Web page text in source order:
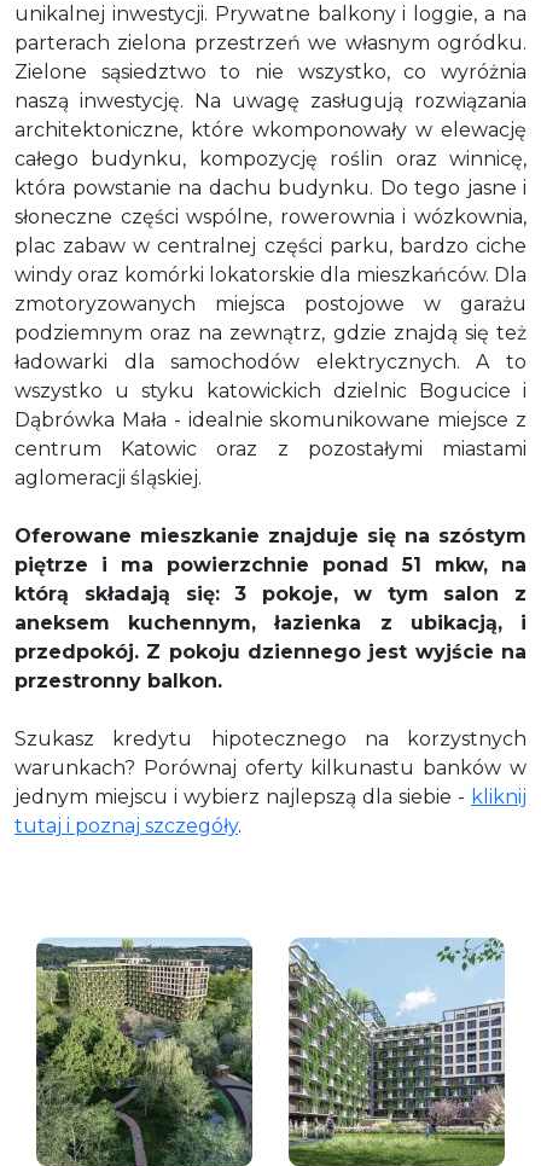
unikalnej inwestycji. Prywatne balkony i loggie, a na
parterach zielona przestrzeń we własnym ogródku.
Zielone sąsiedztwo to nie wszystko, co wyróżnia
naszą inwestycję. Na uwagę zasługują rozwiązania
architektoniczne, które wkomponowały w elewację
całego budynku, kompozycję roślin oraz winnicę,
która powstanie na dachu budynku. Do tego jasne i
słoneczne części wspólne, rowerownia i wózkownia,
plac zabaw w centralnej części parku, bardzo ciche
windy oraz komórki lokatorskie dla mieszkańców. Dla
zmotoryzowanych miejsca postojowe w garażu
podziemnym oraz na zewnątrz, gdzie znajdą się też
ładowarki dla samochodów elektrycznych. A to
wszystko u styku katowickich dzielnic Bogucice i
Dąbrówka Mała - idealnie skomunikowane miejsce z
centrum Katowic oraz z pozostałymi miastami
aglomeracji śląskiej.
Oferowane mieszkanie znajduje się na szóstym
piętrze i ma powierzchnie ponad 51 mkw, na
którą składają się: 3 pokoje, w tym salon z
aneksem kuchennym, łazienka z ubikacją, i
przedpokój. Z pokoju dziennego jest wyjście na
przestronny balkon.
Szukasz kredytu hipotecznego na korzystnych
warunkach? Porównaj oferty kilkunastu banków w
jednym miejscu i wybierz najlepszą dla siebie - kliknij
tutaj i poznaj szczegóły.